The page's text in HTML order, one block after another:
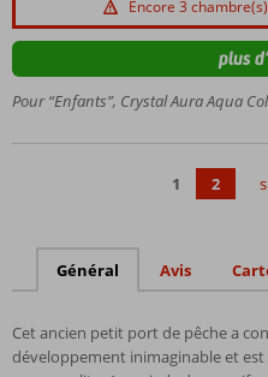
Plusieurs
piscines et
toboggans
Un
d'animation
Encore 3
Pour “Enfants”, Crystal Aura Aqua
plus
1 2
Général Avis
Cet ancien petit port de pêche a
développement inimaginable et